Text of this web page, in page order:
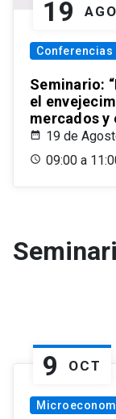
19 AGO
Conferencias
Seminario:
el
mercados y
19 de
09:00 a
9 OCT